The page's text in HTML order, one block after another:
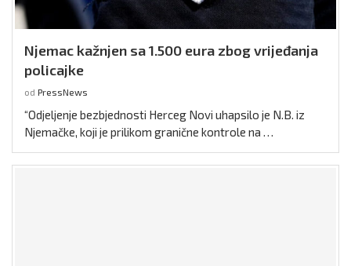
Njemac kažnjen sa 1.500 eura zbog vrijeđanja
policajke
od PressNews
“Odjeljenje bezbjednosti Herceg Novi uhapsilo je N.B. iz
Njemačke, koji je prilikom granične kontrole na …